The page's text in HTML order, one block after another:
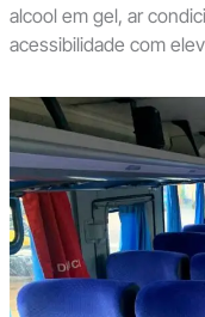
alcool em gel, ar
acessibilidade com